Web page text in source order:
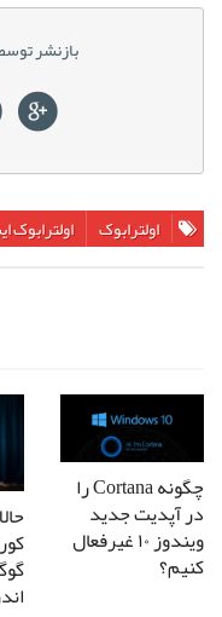
بازنشر
اولترابوک‌ اولترابوک‌
چگونه Cortana را
در آپدیت جدید
ویندوز ۱۰ غیرفعال
کنیم؟